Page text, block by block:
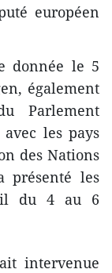
européen
donnée le 5
également
Parlement
les pays
des Nations
présenté les
du 4 au 6
intervenue